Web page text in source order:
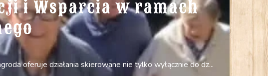
i Wsparcia w ramach
oferuje działania skierowane nie tylko wyłącznie do dz...